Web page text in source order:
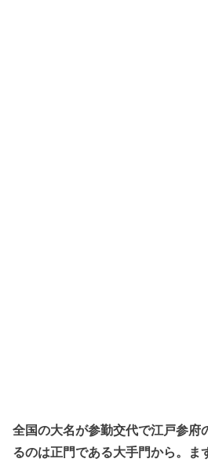
全国の大名が参勤交代で江戸参府
るのは正門である大手門から。ま